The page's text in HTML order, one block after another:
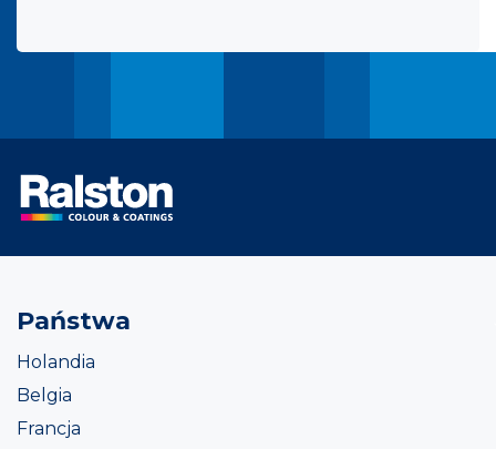
Państwa
Holandia
Belgia
Francja